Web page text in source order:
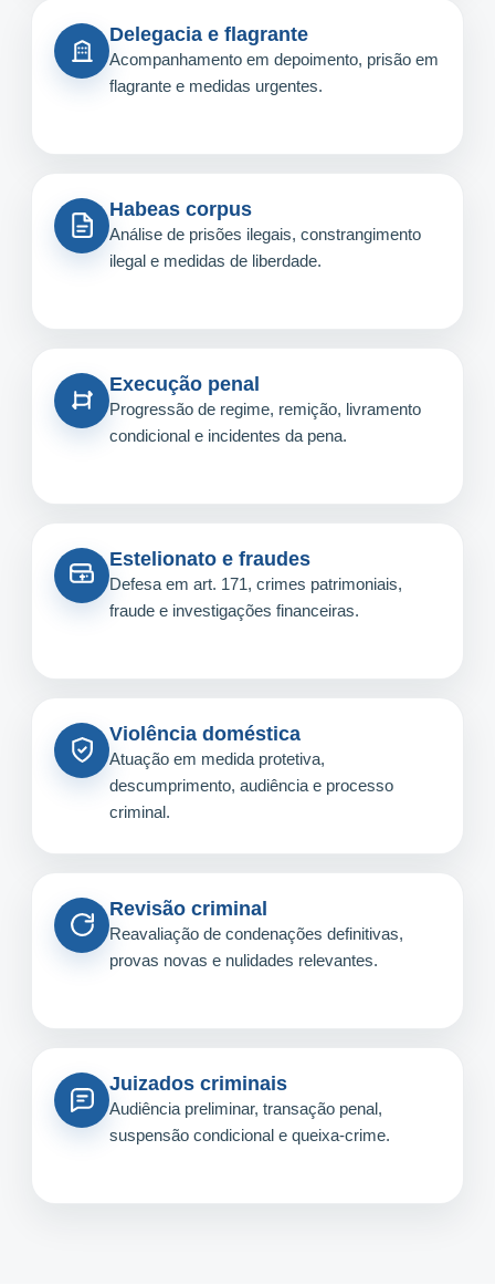
Delegacia e flagrante
Acompanhamento em depoimento, prisão em
flagrante e medidas urgentes.
Habeas corpus
Análise de prisões ilegais, constrangimento
ilegal e medidas de liberdade.
Execução penal
Progressão de regime, remição, livramento
condicional e incidentes da pena.
Estelionato e fraudes
Defesa em art. 171, crimes patrimoniais,
fraude e investigações financeiras.
Violência doméstica
Atuação em medida protetiva,
descumprimento, audiência e processo
criminal.
Revisão criminal
Reavaliação de condenações definitivas,
provas novas e nulidades relevantes.
Juizados criminais
Audiência preliminar, transação penal,
suspensão condicional e queixa-crime.